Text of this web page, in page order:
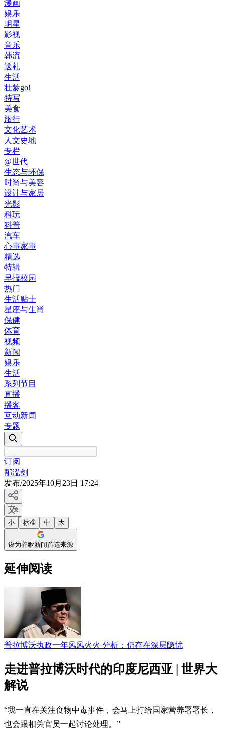
漫画
娱乐
明星
影视
音乐
韩流
送礼
生活
壮龄go!
特写
美食
旅行
文化艺术
人文史地
专栏
@世代
生态与环保
时尚与美容
设计与家居
光影
科玩
科普
汽车
心事家事
精选
特辑
早报校园
热门
生活贴士
星座与生肖
保健
体育
视频
新闻
娱乐
生活
系列节目
直播
播客
互动新闻
专题
订阅
邴泓剑
发布/2025年10月23日 17:24
小 标准 中 大
设为谷歌新闻首选来源
延伸阅读
普拉博沃执政一年风风火火 分析：仍存在深层隐忧
走进普拉博沃时代的印度尼西亚 | 世界大
解说
“我一直在关注食物中毒事件，会马上打给国家营养署署长，
也会跟相关官员一起讨论处理。”